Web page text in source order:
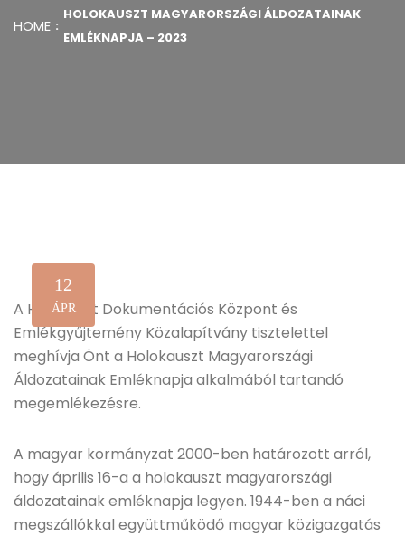
HOME
HOLOKAUSZT MAGYARORSZÁGI ÁLDOZATAINAK
EMLÉKNAPJA – 2023
12
ÁPR
A Holocaust Dokumentációs Központ és
Emlékgyűjtemény Közalapítvány tisztelettel
meghívja Önt a Holokauszt Magyarországi
Áldozatainak Emléknapja alkalmából tartandó
megemlékezésre.
A magyar kormányzat 2000-ben határozott arról,
hogy április 16-a a holokauszt magyarországi
áldozatainak emléknapja legyen. 1944-ben a náci
megszállókkal együttműködő magyar közigazgatás